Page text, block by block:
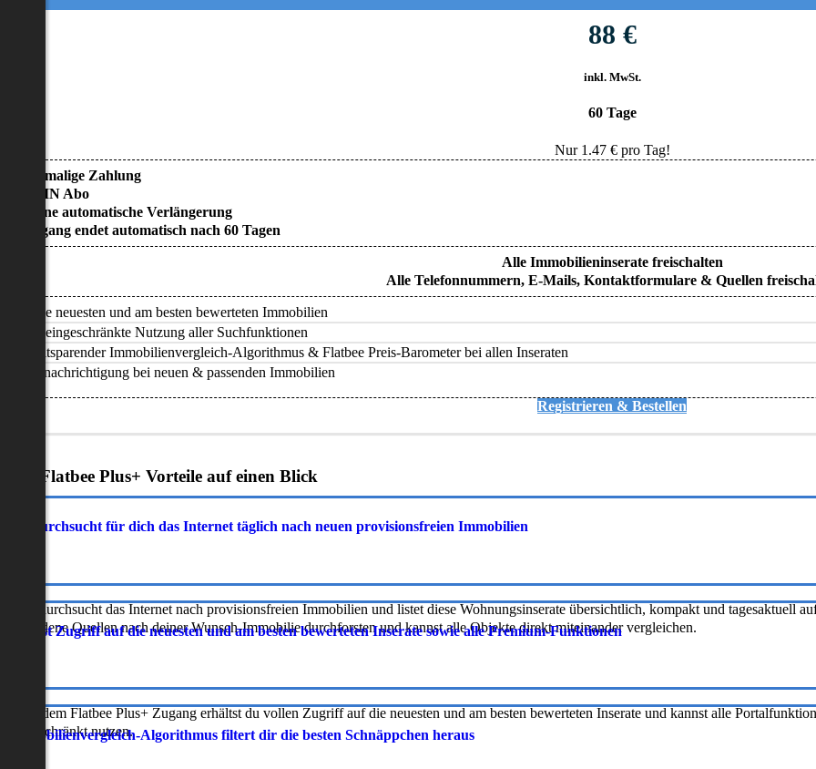
88 €
inkl. MwSt.
60 Tage
Nur 1.47€ pro Tag!
• Einmalige Zahlung
• KEIN Abo
• Keine automatische Verlängerung
• Zugang endet automatisch nach 60 Tagen
Alle Immobilieninserate freischalten
Alle Telefonnummern, E-Mails, Kontaktformulare & Quellen
Alle neuesten und am besten bewerteten Immobilien
Uneingeschränkte Nutzung aller Suchfunktionen
Zeitsparender Immobilienvergleich-Algorithmus & Flatbee Preis-Barometer bei allen Inseraten
Benachrichtigung bei neuen & passenden Immobilien
Registrieren & Bestellen
Flatbee Plus+ Vorteile auf einen Blick
durchsucht für dich das Internet täglich nach neuen provisionsfreien Immobilien
durchsucht das Internet nach provisionsfreien Immobilien und listet diese Wohnungsinserate übersichtlich, kompakt und tagesaktuell
Quellen nach deiner Wunsch-Immobilie durchforsten und kannst alle Objekte direkt miteinander vergleichen.
erhältst Zugriff auf die neuesten und am besten bewerteten Inserate sowie alle Premium-Funktionen
mit dem Flatbee Plus+ Zugang erhältst du vollen Zugriff auf die neuesten und am besten bewerteten Inserate und kannst alle
nutzen.
Immobilienvergleich-Algorithmus filtert dir die besten Schnäppchen heraus